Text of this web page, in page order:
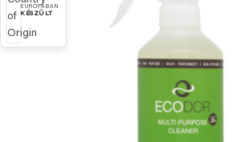
EURÓPÁBAN
KÉSZÜLT